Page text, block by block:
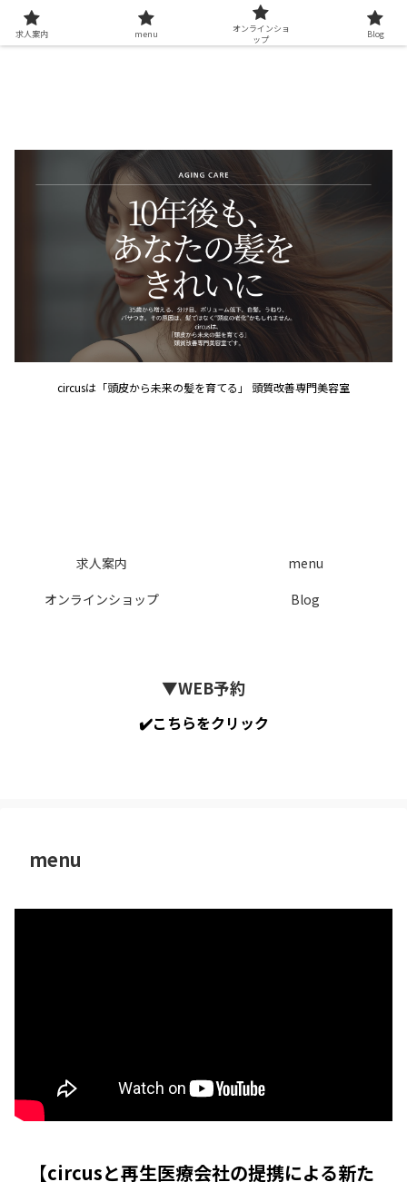
circusは「頭皮から未来の髪を育てる」 頭質改善専門美容室
求人案内
menu
オンラインショップ
Blog
▼WEB予約
✔️こちらをクリック
menu
【circusと再生医療会社の提携による新た
求人案内 menu
オンラインショ
ップ
Blog